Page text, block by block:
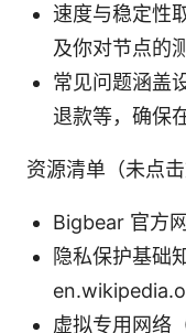
速度与稳定性
及你对节点的
常见问题涵盖
退款等，确保
资源清单（未点击
Bigbear 官方
隐私保护基础
虚拟专用网络